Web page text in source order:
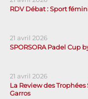
RDV Débat : Sport
21 avril 2026
SPORSORA Padel Cup
21 avril 2026
La Review des
Garros